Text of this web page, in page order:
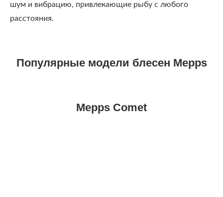
шум и вибрацию, привлекающие рыбу с любого
расстояния.
Популярные модели блесен Mepps
Mepps Comet